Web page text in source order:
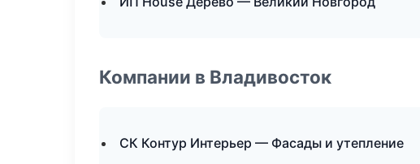
Компании в Владивосток
СК Контур Интерьер — Фасады и утепление